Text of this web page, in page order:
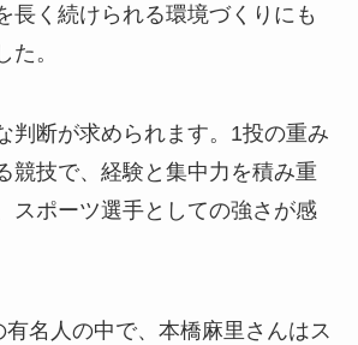
長く続けられる環境づくりにも
た。
判断が求められます。1投の重み
競技で、経験と集中力を積み重
スポーツ選手としての強さが感
名人の中で、本橋麻里さんはス